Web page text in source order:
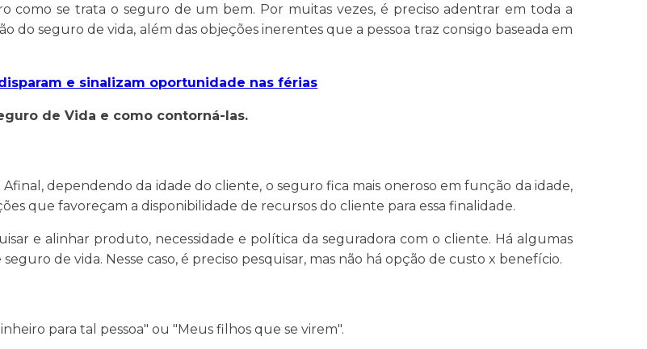
como se trata o seguro de um bem. Por muitas vezes, é preciso adentrar em toda a
seguro de vida, além das objeções inerentes que a pessoa traz consigo baseada em
e sinalizam oportunidade nas férias
de Vida e como contorná-las.
dependendo da idade do cliente, o seguro fica mais oneroso em função da idade,
que favoreçam a disponibilidade de recursos do cliente para essa finalidade.
e alinhar produto, necessidade e política da seguradora com o cliente. Há algumas
de vida. Nesse caso, é preciso pesquisar, mas não há opção de custo x benefício.
para tal pessoa" ou "Meus filhos que se virem".